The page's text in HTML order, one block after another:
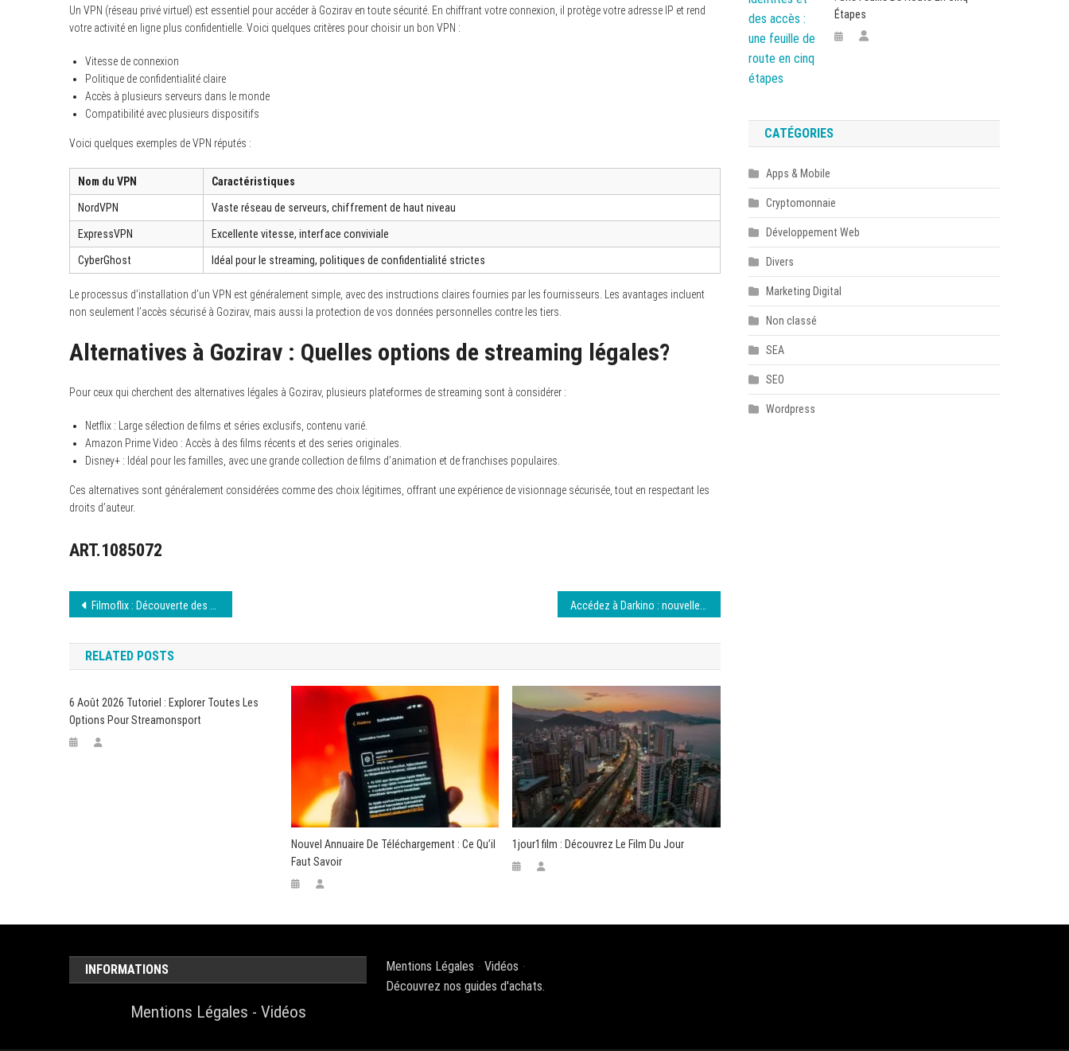
Un VPN (réseau privé virtuel) est essentiel pour accéder à Gozirav en toute sécurité. En chiffrant votre connexion, il protège votre adresse IP et rend
votre activité en ligne plus confidentielle. Voici quelques critères pour choisir un bon VPN :
Vitesse de connexion
Politique de confidentialité claire
Accès à plusieurs serveurs dans le monde
Compatibilité avec plusieurs dispositifs
Voici quelques exemples de VPN réputés :
Nom du VPN Caractéristiques
NordVPN Vaste réseau de serveurs, chiffrement de haut niveau
ExpressVPN Excellente vitesse, interface conviviale
CyberGhost Idéal pour le streaming, politiques de confidentialité strictes
Le processus d’installation d’un VPN est généralement simple, avec des instructions claires fournies par les fournisseurs. Les avantages incluent
non seulement l’accès sécurisé à Gozirav, mais aussi la protection de vos données personnelles contre les tiers.
Alternatives à Gozirav : Quelles options de streaming légales?
Pour ceux qui cherchent des alternatives légales à Gozirav, plusieurs plateformes de streaming sont à considérer :
Netflix : Large sélection de films et séries exclusifs, contenu varié.
Amazon Prime Video : Accès à des films récents et des series originales.
Disney+ : Idéal pour les familles, avec une grande collection de films d’animation et de franchises populaires.
Ces alternatives sont généralement considérées comme des choix légitimes, offrant une expérience de visionnage sécurisée, tout en respectant les
droits d’auteur.
ART.1085072
Navigation
de
l’article
Filmoflix : Découverte des fonctionnalités août 2026 Accédez à Darkino : nouvelle adresse au 6 août 2026
RELATED POSTS
6 Août 2026 Tutoriel : Explorer Toutes Les
Options Pour Streamonsport
Nouvel Annuaire De Téléchargement : Ce Qu’il
Faut Savoir
1jour1film : Découvrez Le Film Du Jour
Étapes
CATÉGORIES
Apps & Mobile
Cryptomonnaie
Développement Web
Divers
Marketing Digital
Non classé
SEA
SEO
Wordpress
INFORMATIONS
Mentions Légales - Vidéos
Mentions Légales -Vidéos -
Découvrez nos guides d'achats.